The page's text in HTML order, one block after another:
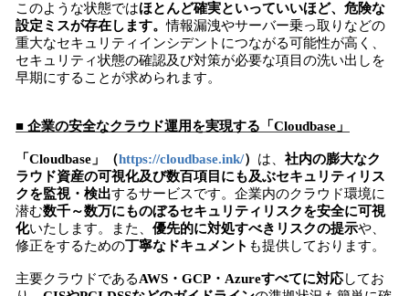
このような状態ではほとんど確実といっていいほど、危険な
設定ミスが存在します。情報漏洩やサーバー乗っ取りなどの
重大なセキュリティインシデントにつながる可能性が高く、
セキュリティ状態の確認及び対策が必要な項目の洗い出しを
早期にすることが求められます。
■ 企業の安全なクラウド運用を実現する「Cloudbase」
「Cloudbase」（https://cloudbase.ink/） は、 社内の膨大なク
ラウド資産の可視化及び数百項目にも及ぶセキュリティリス
クを監視・検出するサービスです。企業内のクラウド環境に
潜む数千～数万にものぼるセキュリティリスクを安全に可視
化いたします。また、 優先的に対処すべきリスクの提示や、
修正をするための丁寧なドキュメント も提供しております。
主要クラウドであるAWS・GCP・Azureすべてに対応してお